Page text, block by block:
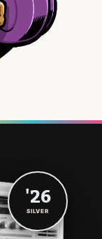
'26
SILVER